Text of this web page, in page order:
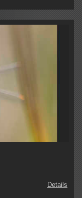
Details